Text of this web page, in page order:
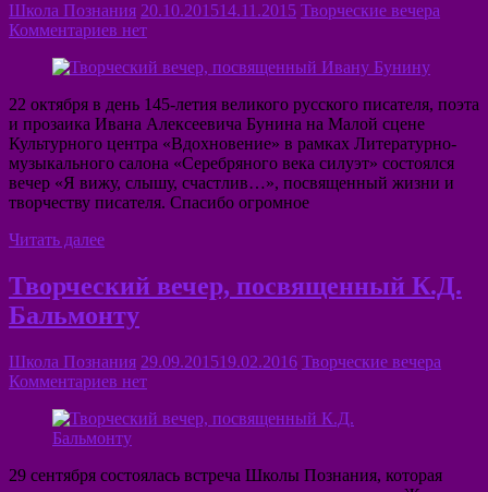
Школа Познания 20.10.201514.11.2015 Творческие вечера
Комментариев нет
22 октября в день 145-летия великого русского писателя, поэта
и прозаика Ивана Алексеевича Бунина на Малой сцене
Культурного центра «Вдохновение» в рамках Литературно-
музыкального салона «Серебряного века силуэт» состоялся
вечер «Я вижу, слышу, счастлив…», посвященный жизни и
творчеству писателя. Спасибо огромное
Читать далее
Творческий вечер, посвященный К.Д.
Бальмонту
Школа Познания 29.09.201519.02.2016 Творческие вечера
Комментариев нет
29 сентября состоялась встреча Школы Познания, которая